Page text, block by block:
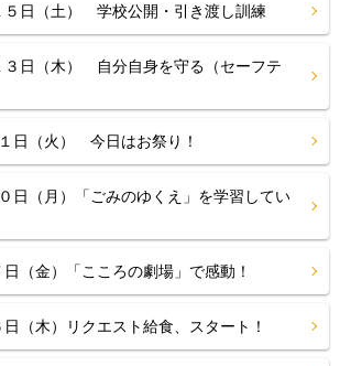
日（土） 学校公開・引き渡し訓練
日（木） 自分自身を守る（セーフテ
日（火） 今日はお祭り！
（月）「ごみのゆくえ」を学習してい
（金）「こころの劇場」で感動！
（木）リクエスト給食、スタート！